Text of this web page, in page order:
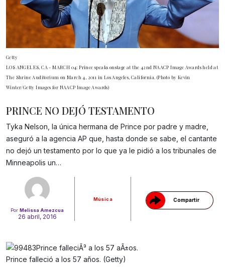
Getty
LOS ANGELES, CA - MARCH 04: Prince speaks onstage at the 42nd NAACP Image Awards held at
The Shrine Auditorium on March 4, 2011 in Los Angeles, California. (Photo by Kevin
Winter/Getty Images for NAACP Image Awards)
Por Melissa Amezcua
26 abril, 2016
Música Compartir
Gracias!
PRINCE NO DEJÓ TESTAMENTO
Tyka Nelson, la única hermana de Prince por padre y madre,
aseguró a la agencia AP que, hasta donde se sabe, el cantante
no dejó un testamento por lo que ya le pidió a los tribunales de
Minneapolis un…
Prince falleció a los 57 años. (Getty)